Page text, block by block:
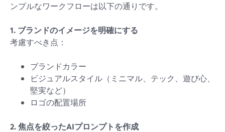
ンプルなワークフローは以下の通りです。
1. ブランドのイメージを明確にする
考慮すべき点：
ブランドカラー
ビジュアルスタイル（ミニマル、テック、遊び心、
堅実など）
ロゴの配置場所
2. 焦点を絞ったAIプロンプトを作成